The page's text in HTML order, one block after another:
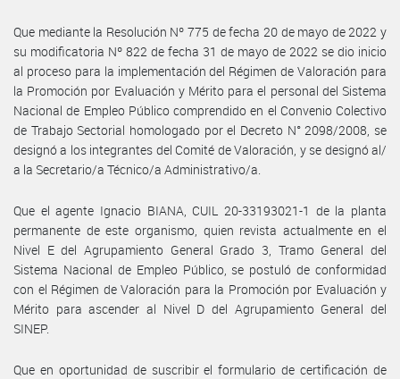
Que mediante la Resolución Nº 775 de fecha 20 de mayo de 2022 y
su modificatoria Nº 822 de fecha 31 de mayo de 2022 se dio inicio
al proceso para la implementación del Régimen de Valoración para
la Promoción por Evaluación y Mérito para el personal del Sistema
Nacional de Empleo Público comprendido en el Convenio Colectivo
de Trabajo Sectorial homologado por el Decreto N° 2098/2008, se
designó a los integrantes del Comité de Valoración, y se designó al/
a la Secretario/a Técnico/a Administrativo/a.
Que el agente Ignacio BIANA, CUIL 20-33193021-1 de la planta
permanente de este organismo, quien revista actualmente en el
Nivel E del Agrupamiento General Grado 3, Tramo General del
Sistema Nacional de Empleo Público, se postuló de conformidad
con el Régimen de Valoración para la Promoción por Evaluación y
Mérito para ascender al Nivel D del Agrupamiento General del
SINEP.
Que en oportunidad de suscribir el formulario de certificación de